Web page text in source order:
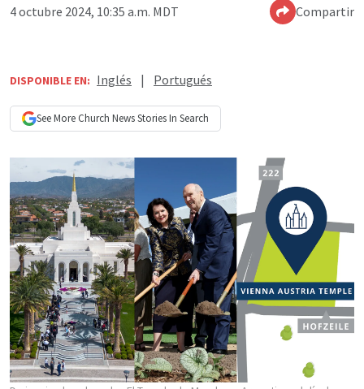
4 octubre 2024, 10:35 a.m. MDT Compartir
DISPONIBLE EN: Inglés | Portugués
See More Church NewsStories In Search